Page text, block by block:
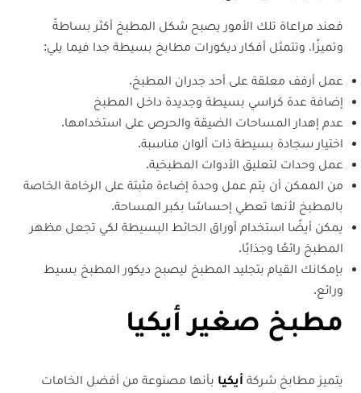
فعند مراعاة تلك الأمور يصبح شكل المطبخ أكثر بساطةً
وتميزًا، وتتمثل أفكار ديكورات مطابخ بسيطة جدا فيما يلي:
عمل أرفف معلقة على أحد جدران المطبخ.
إضافة عدة كراسي بسيطة وجديدة داخل المطبخ
عدم إهدار المساحات الضيقة والحرص على استخدامها.
اختيار سجادة بسيطة ذات ألوان مناسبة.
عمل وحدات لتعليق الأدوات المطبخية.
من الممكن أن يتم عمل وحدة إضاءة مثبتة على الرخامة الخاصة
بالمطبخ لأنها تعطي إحساسًا بكبر المساحة.
يمكن أيضًا استخدام أوراق الحائط البسيطة لكي تجعل مظهر
المطبخ رائعًا وجذابًا.
بإمكانك القيام بتجليد المطبخ ليصبح ديكور المطبخ بسيط
ورائع.
مطبخ صغير أيكيا
يتميز مطابخ شركة أيكيا بأنها مصنوعة من أفضل الخامات